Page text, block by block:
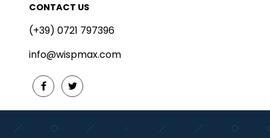
CONTACT US
(+39) 0721 797396
info@wispmax.com